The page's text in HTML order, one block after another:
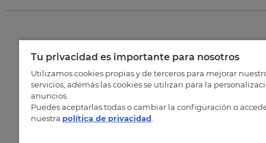
Tu privacidad es importante para nosotros
Utilizamos cookies propias y de terceros para mejorar
servicios, además las cookies se utilizan para la
anuncios.
Puedes aceptarlas todas o cambiar la configuración o
nuestra política de privacidad